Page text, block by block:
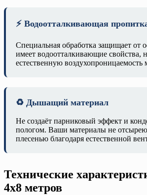
⚡ Водоотталкивающая
Специальная обработка защищает от
имеет водоотталкивающие свойства,
естественную воздухопроницаемость
♻️ Дышащий материал
Не создаёт парниковый эффект и
пологом. Ваши материалы не
плесенью благодаря естественной
Технические
4х8 метров